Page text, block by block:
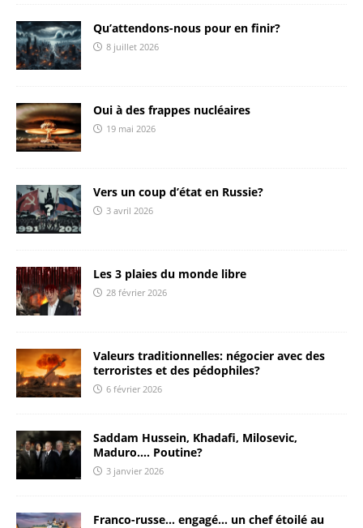
Qu’attendons-nous pour en finir?
8 juillet 2026
Oui à des frappes nucléaires
19 mai 2026
Vers un coup d’état en Russie?
3 avril 2026
Les 3 plaies du monde libre
28 février 2026
Valeurs traditionnelles: négocier avec des
terroristes et des pédophiles?
6 février 2026
Saddam Hussein, Khadafi, Milosevic,
Maduro…. Poutine?
3 janvier 2026
Franco-russe… engagé… un chef étoilé au